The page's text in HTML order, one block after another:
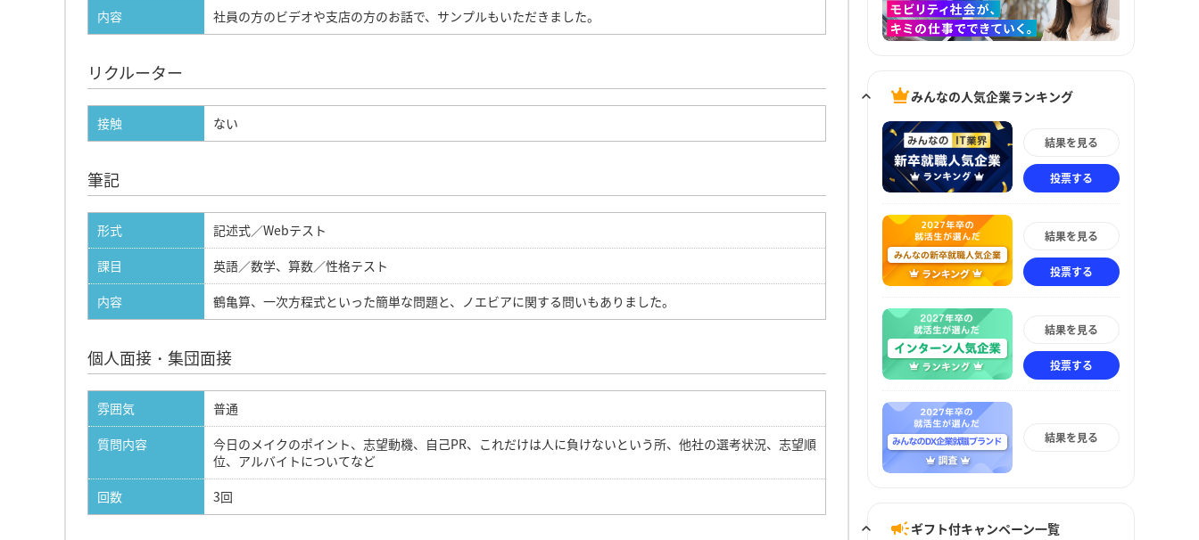
内容
社員の方のビデオや支店の方のお話で、サンプルもいただきました。
リクルーター
接触 ない
筆記
形式
記述式／Webテスト
課目
英語／数学、算数／性格テスト
内容
鶴亀算、一次方程式といった簡単な問題と、ノエビアに関する問いもありました。
個人面接・集団面接
雰囲気
普通
質問内容
今日のメイクのポイント、志望動機、自己PR、これだけは人に負けないという所、他社の選考状況、志望順
位、アルバイトについてなど
回数
3回
みんなの人気企業ランキング
結果を見る
投票する
結果を見る
投票する
結果を見る
投票する
結果を見る
ギフト付キャンペーン一覧